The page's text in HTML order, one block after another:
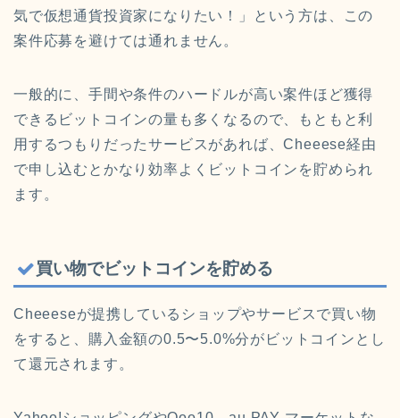
気で仮想通貨投資家になりたい！」という方は、この
案件応募を避けては通れません。
一般的に、手間や条件のハードルが高い案件ほど獲得
できるビットコインの量も多くなるので、もともと利
用するつもりだったサービスがあれば、Cheeese経由
で申し込むとかなり効率よくビットコインを貯められ
ます。
買い物でビットコインを貯める
Cheeeseが提携しているショップやサービスで買い物
をすると、購入金額の0.5〜5.0%分がビットコインとし
て還元されます。